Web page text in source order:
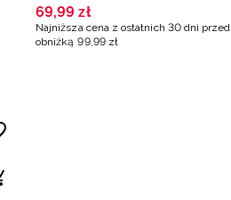
69,99 zł
Najniższa cena z ostatnich 30 dni przed
obniżką 99,99 zł